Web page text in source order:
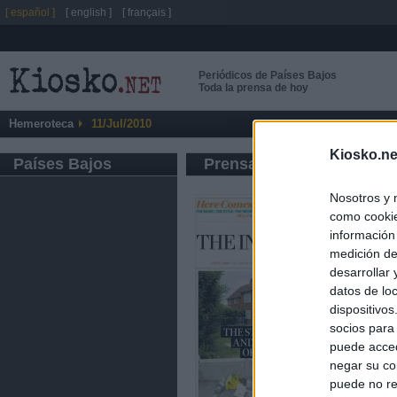
Nosotros y
como
medición
desarrollar
datos de
socios
puede
negar su
puede no
Periódicos de Países Bajos
Toda la prensa de hoy
Hemeroteca 11/Jul/2010
Países Bajos Prensa de Información
[ español ] [ english ] [ français ]